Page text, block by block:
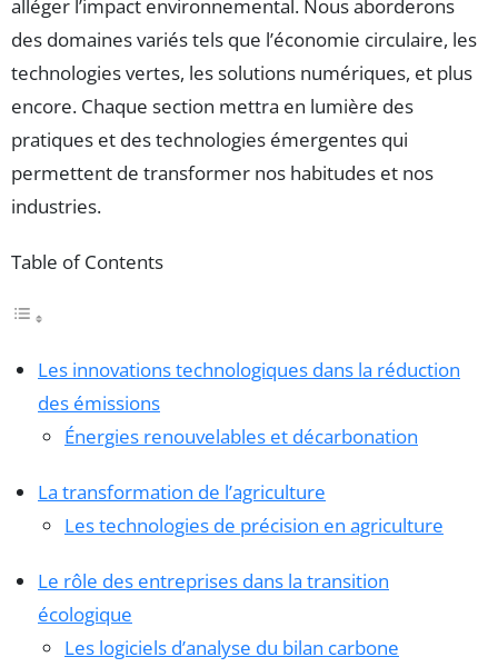
alléger l’impact environnemental. Nous aborderons
des domaines variés tels que l’économie circulaire, les
technologies vertes, les solutions numériques, et plus
encore. Chaque section mettra en lumière des
pratiques et des technologies émergentes qui
permettent de transformer nos habitudes et nos
industries.
Table of Contents
Les innovations technologiques dans la réduction
des émissions
Énergies renouvelables et décarbonation
La transformation de l’agriculture
Les technologies de précision en agriculture
Le rôle des entreprises dans la transition
écologique
Les logiciels d’analyse du bilan carbone